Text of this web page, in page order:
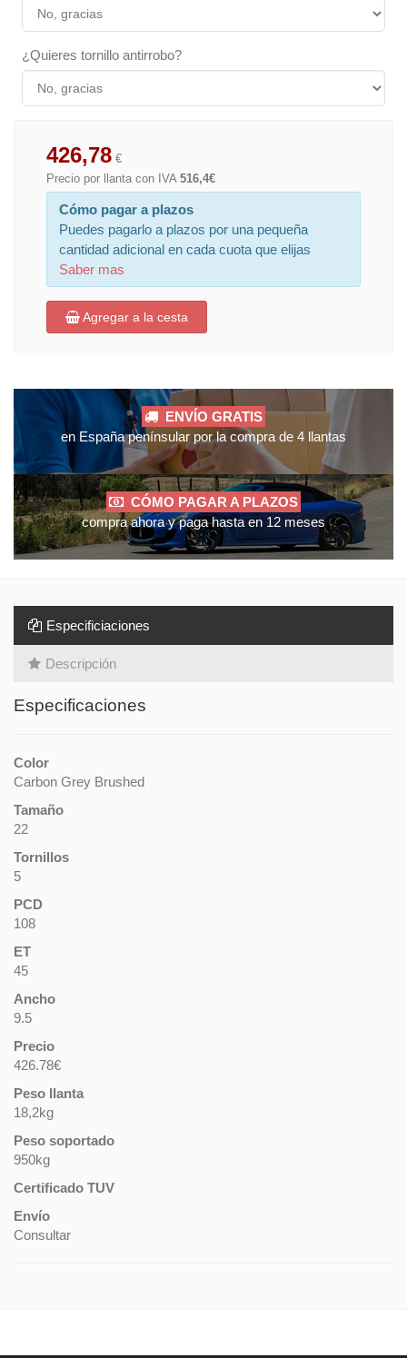
¿Quieres tornillo antirrobo?
426,78 €
Precio por llanta con IVA 516,4€
Cómo pagar a plazos
Puedes pagarlo a plazos por una pequeña
cantidad adicional en cada cuota que elijas
Saber mas
Agregar a la cesta
ENVÍO GRATIS
en España penínsular por la compra de 4 llantas
CÓMO PAGAR A PLAZOS
compra ahora y paga hasta en 12 meses
Especificiaciones
Descripción
Especificaciones
Color
Carbon Grey Brushed
Tamaño
22
Tornillos
5
PCD
108
ET
45
Ancho
9.5
Precio
426.78€
Peso llanta
18,2kg
Peso soportado
950kg
Certificado TUV
Envío
Consultar